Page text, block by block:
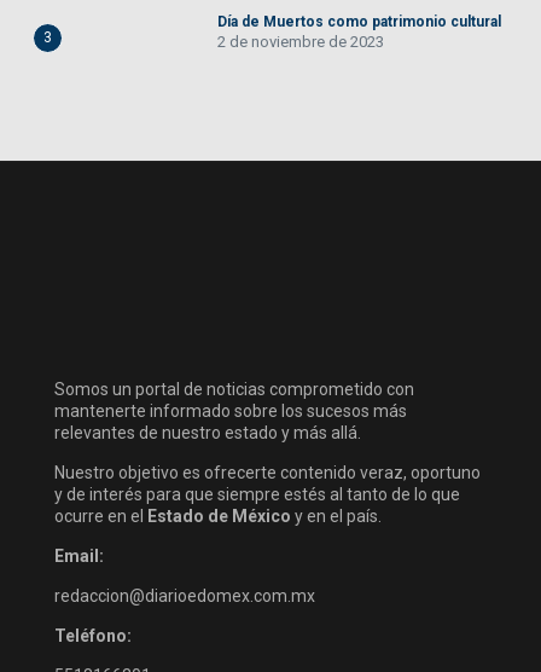
3
Día de Muertos como patrimonio cultural
2 de noviembre de 2023
Somos un portal de noticias comprometido con
mantenerte informado sobre los sucesos más
relevantes de nuestro estado y más allá.
Nuestro objetivo es ofrecerte contenido veraz, oportuno
y de interés para que siempre estés al tanto de lo que
ocurre en el Estado de México y en el país.
Email:
redaccion@diarioedomex.com.mx
Teléfono: